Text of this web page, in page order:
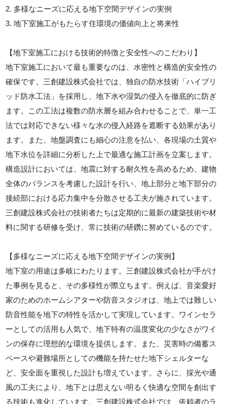
2. 多様なニーズに応える地下空間デザインの実例
3. 地下室施工がもたらす住環境の価値向上と将来性
【地下室施工における技術的特徴と安全性へのこだわり】
地下室施工において最も重要なのは、水密性と構造的安全性の
確保です。三創建設株式会社では、独自の防水技術「ハイブリ
ッド防水工法」を採用し、地下水や湿気の侵入を徹底的に防ぎ
ます。この工法は複数の防水層を組み合わせることで、単一工
法では対応できない様々な水の侵入経路を遮断する効果があり
ます。また、地盤調査にも細心の注意を払い、各現場の土質や
地下水位を詳細に分析した上で最適な施工計画を立案します。
構造設計においては、地震に対する耐久性を高めるため、建物
全体のバランスを考慮した設計を行い、地上部分と地下部分の
接続部における応力集中を分散させる工夫が施されています。
三創建設株式会社の技術者たちは定期的に最新の建築技術や材
料に関する研修を受け、常に技術の研鑽に努めているのです。
【多様なニーズに応える地下空間デザインの実例】
地下室の用途は多岐にわたります。三創建設株式会社が手がけ
た事例を見ると、その多様性が際立ちます。例えば、音楽愛好
家のためのホームシアターや防音スタジオは、地上では難しい
防音性能を地下の特性を活かして実現しています。ワインセラ
ーとしての活用も人気で、地下特有の温度変化の少なさがワイ
ンの保存に理想的な環境を提供します。また、災害時の備蓄ス
ペースや避難場所としての機能を持たせた地下シェルターな
ど、安全面を重視した設計も増えています。さらに、採光や通
風の工夫により、地下とは思えない明るく快適な空間を創出す
る技術も進化しています。三創建設株式会社では、依頼者のラ